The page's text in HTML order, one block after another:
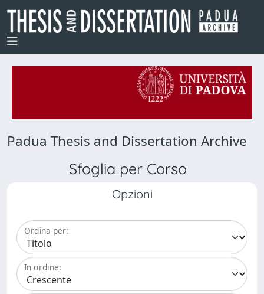
Padua Thesis and Dissertation Archive
Sfoglia per Corso
Opzioni
Ordina per:
In ordine: